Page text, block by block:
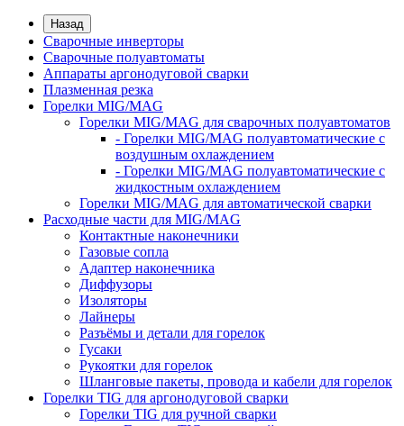
Назад
Сварочные инверторы
Сварочные полуавтоматы
Аппараты аргонодуговой сварки
Плазменная резка
Горелки MIG/MAG
Горелки MIG/MAG для сварочных полуавтоматов
- Горелки MIG/MAG полуавтоматические с
воздушным охлаждением
- Горелки MIG/MAG полуавтоматические с
жидкостным охлаждением
Горелки MIG/MAG для автоматической сварки
Расходные части для MIG/MAG
Контактные наконечники
Газовые сопла
Адаптер наконечника
Диффузоры
Изоляторы
Лайнеры
Разъёмы и детали для горелок
Гусаки
Рукоятки для горелок
Шланговые пакеты, провода и кабели для горелок
Горелки TIG для аргонодуговой сварки
Горелки TIG для ручной сварки